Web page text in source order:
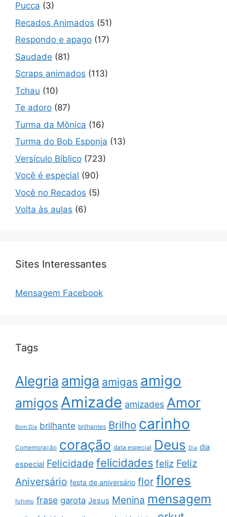
Pucca (3)
Recados Animados (51)
Respondo e apago (17)
Saudade (81)
Scraps animados (113)
Tchau (10)
Te adoro (87)
Turma da Mônica (16)
Turma do Bob Esponja (13)
Versículo Bíblico (723)
Você é especial (90)
Você no Recados (5)
Volta às aulas (6)
Sites Interessantes
Mensagem Facebook
Tags
Alegria amiga amigas amigo
amigos Amizade amizades Amor
Bom Dia brilhante brilhantes Brilho carinho
Comemoração coração data especial Deus Dia dia
especial Felicidade felicidades feliz Feliz
Aniversário festa de aniversário flor flores
fofinho frase garota Jesus Menina mensagem